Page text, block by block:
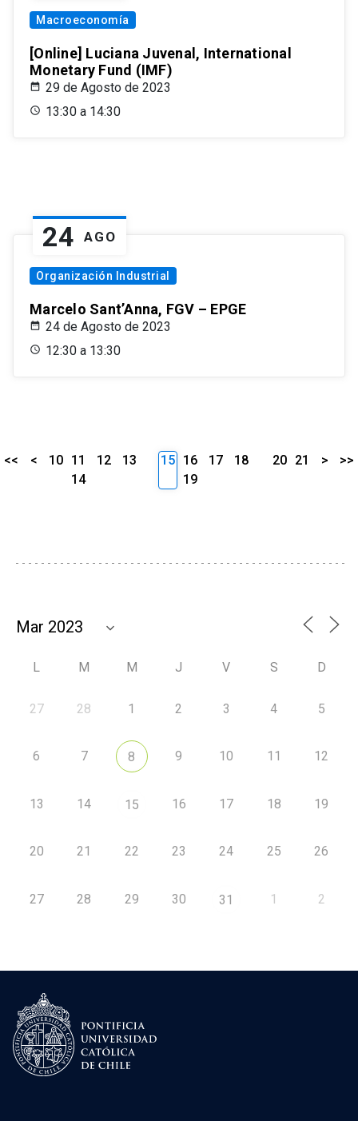
Macroeconomía
[Online] Luciana Juvenal, International
Monetary Fund (IMF)
29 de Agosto de 2023
13:30 a 14:30
24 AGO
Organización Industrial
Marcelo Sant’Anna, FGV – EPGE
24 de Agosto de 2023
12:30 a 13:30
<< < 10 11 12
13
14
15 16 17
18
19
20 21 > >>
L M M J V S D
27 28 1 2 3 4 5
6 7 8 9 10 11 12
13 14 15 16 17 18 19
20 21 22 23 24 25 26
27 28 29 30 31 1 2